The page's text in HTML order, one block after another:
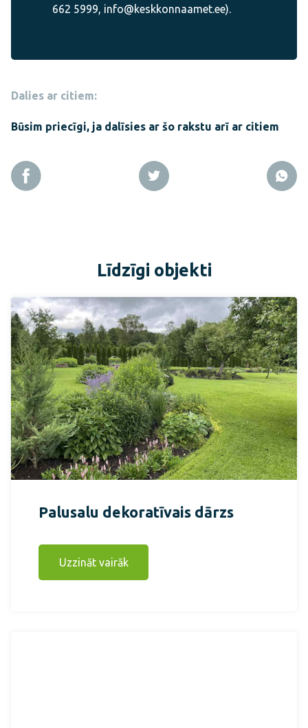
662 5999, info@keskkonnaamet.ee).
Dalies ar citiem:
Būsim priecīgi, ja dalīsies ar šo rakstu arī ar citiem
Līdzīgi objekti
Palusalu dekoratīvais dārzs
Uzzināt vairāk